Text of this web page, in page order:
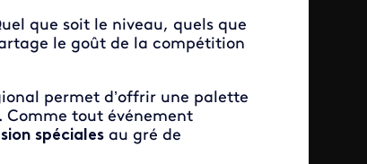
que soit le niveau, quels que
le goût de la compétition
permet d’offrir une palette
Comme tout événement
spécialesau gré de